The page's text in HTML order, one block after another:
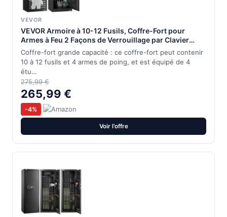
VEVOR
VEVOR Armoire à 10-12 Fusils, Coffre-Fort pour
Armes à Feu 2 Façons de Verrouillage par Clavier
Numérique et Clés, avec 4 Poches pour Pistolets et 3
Supports Réglables, Domicile, Assemblage Requis
Coffre-fort grande capacité : ce coffre-fort peut contenir
10 à 12 fusils et 4 armes de poing, et est équipé de 4
étu…
275,99 €
265,99 €
-4%
Voir l'offre